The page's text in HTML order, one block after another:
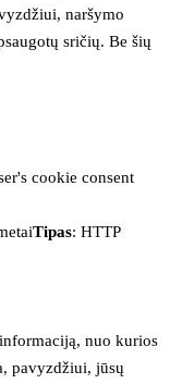
naršymo
sričių. Be šių
cookie consent
Tipas: HTTP
nuo kurios
pavyzdžiui, jūsų